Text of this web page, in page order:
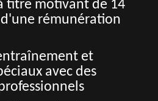
titre motivant de 14
rémunération
et
avec des